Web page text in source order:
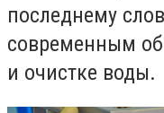
последнему
современным
и очистке воды.